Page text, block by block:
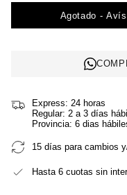
Agotado -
Express: 24 horas
Regular: 2 a 3 días
Provincia: 6 dias
15 días para cambios
Hasta 6 cuotas sin